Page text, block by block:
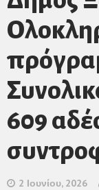
609
2 Ιουνίου, 2026